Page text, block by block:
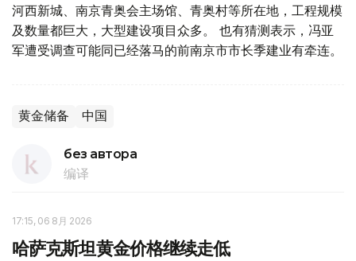
河西新城、南京青奥会主场馆、青奥村等所在地，工程规模
及数量都巨大，大型建设项目众多。 也有猜测表示，冯亚
军遭受调查可能同已经落马的前南京市市长季建业有牵连。
黄金储备 中国
без автора
编译
17:15, 06 8月 2026
哈萨克斯坦黄金价格继续走低